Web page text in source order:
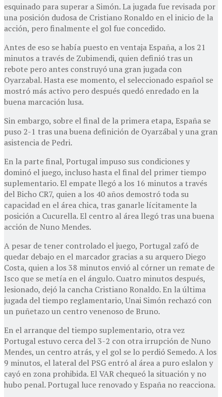
esquinado para superar a Simón. La jugada fue revisada por
una posición dudosa de Cristiano Ronaldo en el inicio de la
acción, pero finalmente el gol fue concedido.
Antes de eso se había puesto en ventaja España, a los 21
minutos a través de Zubimendi, quien definió tras un
rebote pero antes construyó una gran jugada con
Oyarzabal. Hasta ese momento, el seleccionado español se
mostró más activo pero después quedó enredado en la
buena marcación lusa.
Sin embargo, sobre el final de la primera etapa, España se
puso 2-1 tras una buena definición de Oyarzábal y una gran
asistencia de Pedri.
En la parte final, Portugal impuso sus condiciones y
dominó el juego, incluso hasta el final del primer tiempo
suplementario. El empate llegó a los 16 minutos a través
del Bicho CR7, quien a los 40 años demostró toda su
capacidad en el área chica, tras ganarle lícitamente la
posición a Cucurella. El centro al área llegó tras una buena
acción de Nuno Mendes.
A pesar de tener controlado el juego, Portugal zafó de
quedar debajo en el marcador gracias a su arquero Diego
Costa, quien a los 38 minutos envió al córner un remate de
Isco que se metía en el ángulo. Cuatro minutos después,
lesionado, dejó la cancha Cristiano Ronaldo. En la última
jugada del tiempo reglamentario, Unai Simón rechazó con
un puñetazo un centro venenoso de Bruno.
En el arranque del tiempo suplementario, otra vez
Portugal estuvo cerca del 3-2 con otra irrupción de Nuno
Mendes, un centro atrás, y el gol se lo perdió Semedo. A los
9 minutos, el lateral del PSG entró al área a puro eslalon y
cayó en zona prohibida. El VAR chequeó la situación y no
hubo penal. Portugal luce renovado y España no reacciona.